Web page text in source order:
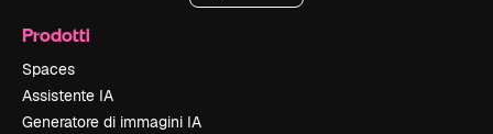
Prodotti
Spaces
Assistente IA
Generatore di immagini IA